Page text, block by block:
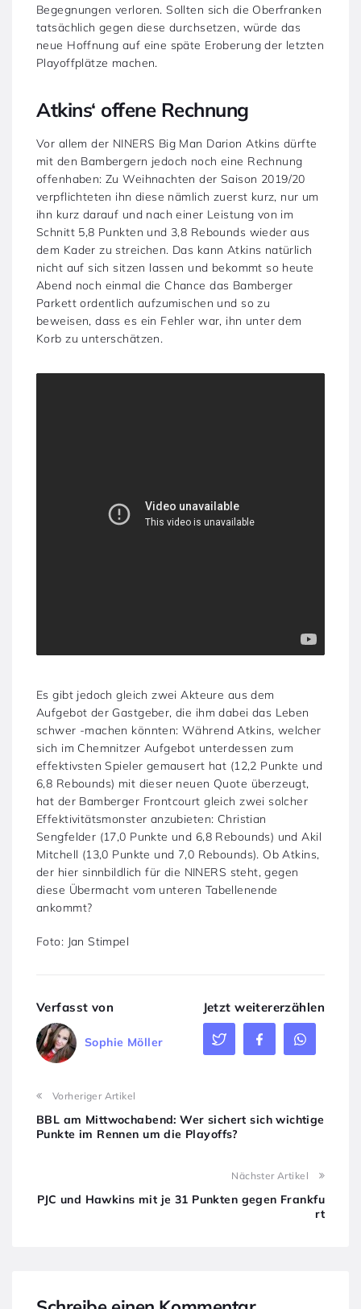
Begegnungen verloren. Sollten sich die Oberfranken
tatsächlich gegen diese durchsetzen, würde das
neue Hoffnung auf eine späte Eroberung der letzten
Playoffplätze machen.
Atkins‘ offene Rechnung
Vor allem der NINERS Big Man Darion Atkins dürfte
mit den Bambergern jedoch noch eine Rechnung
offenhaben: Zu Weihnachten der Saison 2019/20
verpflichteten ihn diese nämlich zuerst kurz, nur um
ihn kurz darauf und nach einer Leistung von im
Schnitt 5,8 Punkten und 3,8 Rebounds wieder aus
dem Kader zu streichen. Das kann Atkins natürlich
nicht auf sich sitzen lassen und bekommt so heute
Abend noch einmal die Chance das Bamberger
Parkett ordentlich aufzumischen und so zu
beweisen, dass es ein Fehler war, ihn unter dem
Korb zu unterschätzen.
Es gibt jedoch gleich zwei Akteure aus dem
Aufgebot der Gastgeber, die ihm dabei das Leben
schwer -machen könnten: Während Atkins, welcher
sich im Chemnitzer Aufgebot unterdessen zum
effektivsten Spieler gemausert hat (12,2 Punkte und
6,8 Rebounds) mit dieser neuen Quote überzeugt,
hat der Bamberger Frontcourt gleich zwei solcher
Effektivitätsmonster anzubieten: Christian
Sengfelder (17,0 Punkte und 6,8 Rebounds) und Akil
Mitchell (13,0 Punkte und 7,0 Rebounds). Ob Atkins,
der hier sinnbildlich für die NINERS steht, gegen
diese Übermacht vom unteren Tabellenende
ankommt?
Foto: Jan Stimpel
Verfasst von
Sophie Möller
Jetzt weitererzählen
Vorheriger Artikel
BBL am Mittwochabend: Wer sichert sich wichtige
Punkte im Rennen um die Playoffs?
Nächster Artikel
PJC und Hawkins mit je 31 Punkten gegen Frankfu
rt